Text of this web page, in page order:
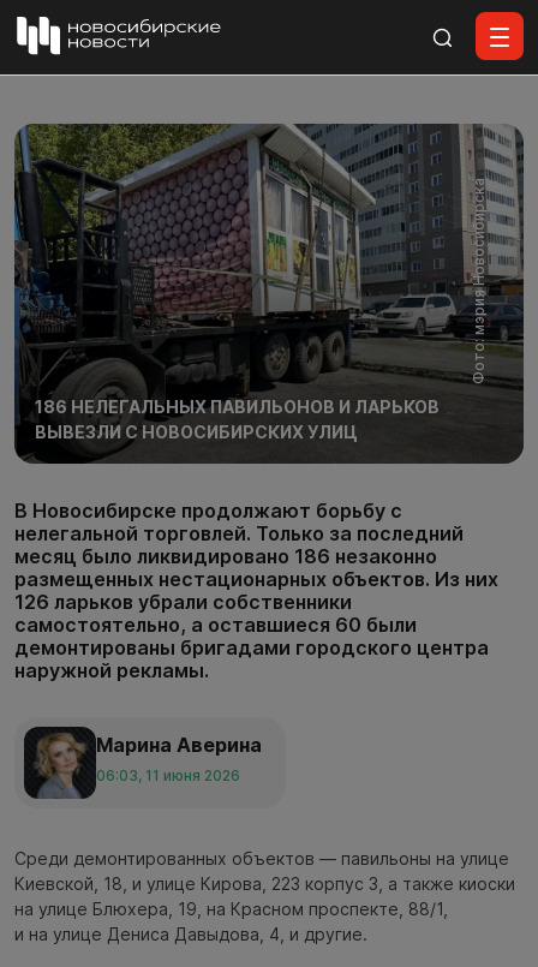
Фото: мэрия Новосибирска
186 НЕЛЕГАЛЬНЫХ ПАВИЛЬОНОВ И ЛАРЬКОВ
ВЫВЕЗЛИ С НОВОСИБИРСКИХ УЛИЦ
В Новосибирске продолжают борьбу с
нелегальной торговлей. Только за последний
месяц было ликвидировано 186 незаконно
размещенных нестационарных объектов. Из них
126 ларьков убрали собственники
самостоятельно, а оставшиеся 60 были
демонтированы бригадами городского центра
наружной рекламы.
Марина Аверина
06:03, 11 июня 2026
Среди демонтированных объектов — павильоны на улице
Киевской, 18, и улице Кирова, 223 корпус 3, а также киоски
на улице Блюхера, 19, на Красном проспекте, 88/1,
и на улице Дениса Давыдова, 4, и другие.